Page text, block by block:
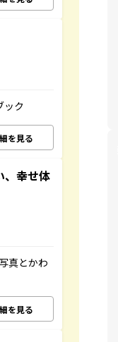
ック
を見る
幸せ体
真とかわ
を見る